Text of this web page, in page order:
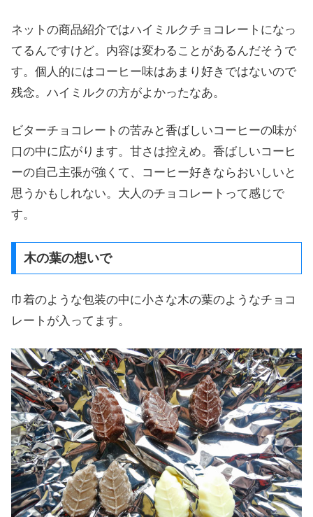
ネットの商品紹介ではハイミルクチョコレートになっ
てるんですけど。内容は変わることがあるんだそうで
す。個人的にはコーヒー味はあまり好きではないので
残念。ハイミルクの方がよかったなあ。
ビターチョコレートの苦みと香ばしいコーヒーの味が
口の中に広がります。甘さは控えめ。香ばしいコーヒ
ーの自己主張が強くて、コーヒー好きならおいしいと
思うかもしれない。大人のチョコレートって感じで
す。
木の葉の想いで
巾着のような包装の中に小さな木の葉のようなチョコ
レートが入ってます。